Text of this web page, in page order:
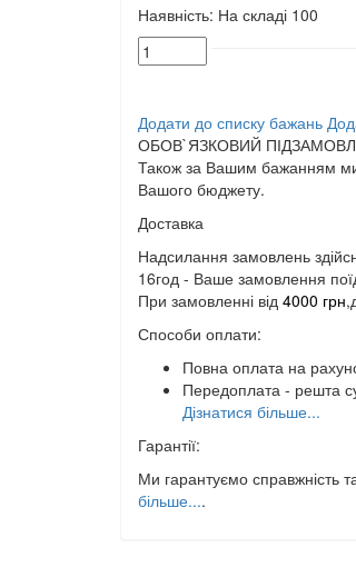
Наявність: На складі 100
Додати до списку бажань
ОБОВ`ЯЗКОВИЙ
Також за Вашим бажанням
Вашого бюджету.
Доставка
Надсилання замовлень
16год - Ваше замовлення
При замовленні від 4000 грн
Способи оплати:
Повна оплата на
Передоплата - решта
Дізнатися більше...
Гарантії:
Ми гарантуємо справжність
більше....